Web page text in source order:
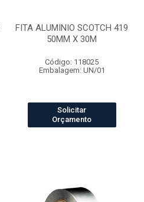
FITA ALUMINIO SCOTCH 419
50MM X 30M
Código: 118025
Embalagem: UN/01
Solicitar
Orçamento